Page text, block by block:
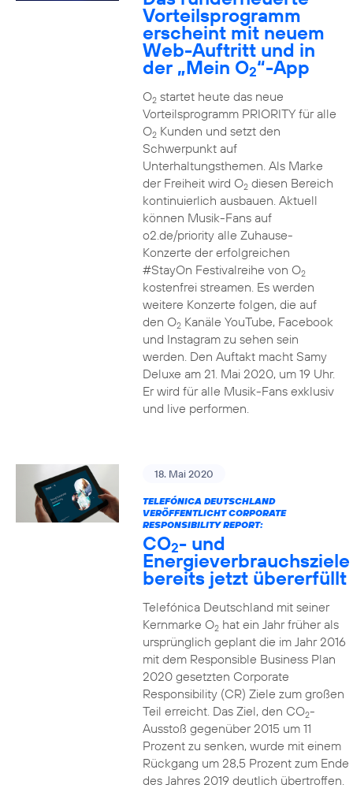
Vorteilsprogramm
erscheint mit neuem
Web-Auftritt und in
der „Mein O2“-App
O2startet heute das neue
Vorteilsprogramm PRIORITY für alle
O2Kunden und setzt den
Schwerpunkt auf
Unterhaltungsthemen. Als Marke
der Freiheit wird O2diesen Bereich
kontinuierlich ausbauen. Aktuell
können Musik-Fans auf
o2.de/priority alle Zuhause-
Konzerte der erfolgreichen
#StayOn Festivalreihe von O2
kostenfrei streamen. Es werden
weitere Konzerte folgen, die auf
den O2Kanäle YouTube, Facebook
und Instagram zu sehen sein
werden. Den Auftakt macht Samy
Deluxe am 21. Mai 2020, um 19 Uhr.
Er wird für alle Musik-Fans exklusiv
und live performen.
18. Mai 2020
TELEFÓNICA DEUTSCHLAND
VERÖFFENTLICHT CORPORATE
RESPONSIBILITY REPORT:
CO2- und
Energieverbrauchsziele
bereits jetzt übererfüllt
Telefónica Deutschland mit seiner
Kernmarke O2hat ein Jahr früher als
ursprünglich geplant die im Jahr 2016
mit dem Responsible Business Plan
2020 gesetzten Corporate
Responsibility (CR) Ziele zum großen
Teil erreicht. Das Ziel, den CO2-
Ausstoß gegenüber 2015 um 11
Prozent zu senken, wurde mit einem
Rückgang um 28,5 Prozent zum Ende
des Jahres 2019 deutlich übertroffen.